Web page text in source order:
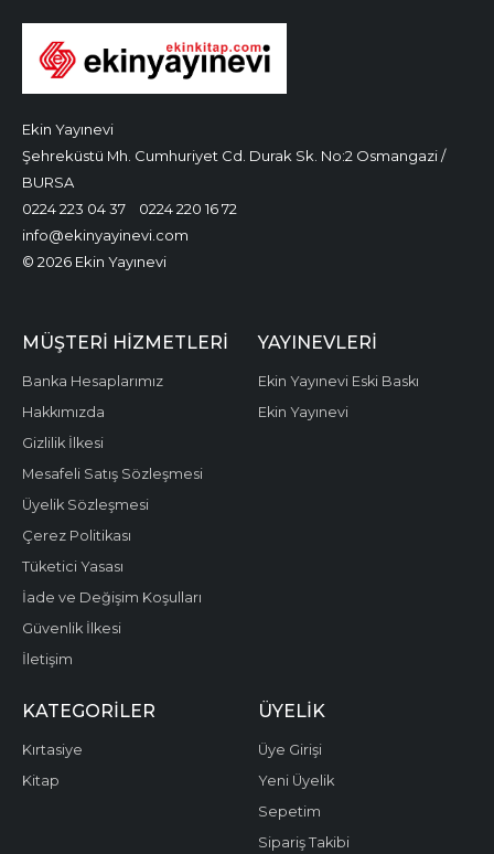
Ekin Yayınevi
Şehreküstü Mh. Cumhuriyet Cd. Durak Sk. No:2 Osmangazi /
BURSA
0224 223 04 37
0224 220 16 72
info@ekinyayinevi.com
© 2026 Ekin Yayınevi
MÜŞTERI HIZMETLERI
Banka Hesaplarımız
Hakkımızda
Gizlilik İlkesi
Mesafeli Satış Sözleşmesi
Üyelik Sözleşmesi
Çerez Politikası
Tüketici Yasası
İade ve Değişim Koşulları
Güvenlik İlkesi
İletişim
YAYINEVLERI
Ekin Yayınevi Eski Baskı
Ekin Yayınevi
KATEGORILER
Kırtasiye
Kitap
ÜYELIK
Üye Girişi
Yeni Üyelik
Sepetim
Sipariş Takibi